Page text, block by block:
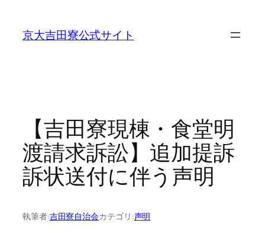
京大吉田寮公式サイト
【吉田寮現棟・食堂明
渡請求訴訟】追加提訴
訴状送付に伴う声明
執筆者:吉田寮自治会カテゴリ:声明